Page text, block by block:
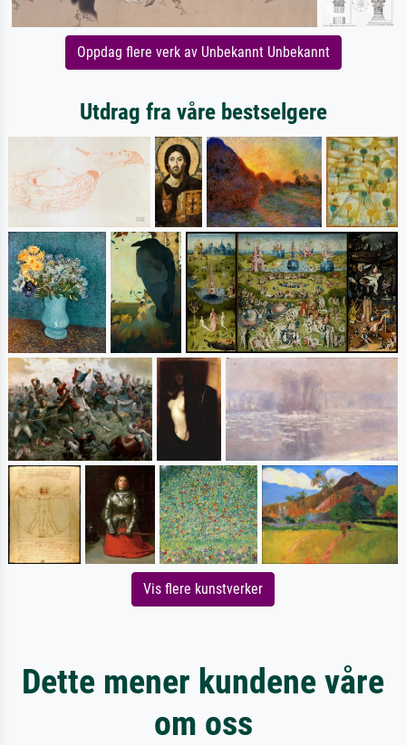
Oppdag flere verk av Unbekannt Unbekannt
Utdrag fra våre bestselgere
Vis flere kunstverker
Dette mener kundene våre
om oss